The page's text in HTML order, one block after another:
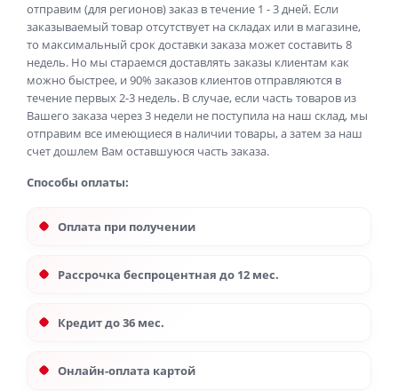
отправим (для регионов) заказ в течение 1 - 3 дней. Если
заказываемый товар отсутствует на складах или в магазине,
то максимальный срок доставки заказа может составить 8
недель. Но мы стараемся доставлять заказы клиентам как
можно быстрее, и 90% заказов клиентов отправляются в
течение первых 2-3 недель. В случае, если часть товаров из
Вашего заказа через 3 недели не поступила на наш склад, мы
отправим все имеющиеся в наличии товары, а затем за наш
счет дошлем Вам оставшуюся часть заказа.
Способы оплаты:
Оплата при получении
Рассрочка беспроцентная до 12 мес.
Кредит до 36 мес.
Онлайн-оплата картой